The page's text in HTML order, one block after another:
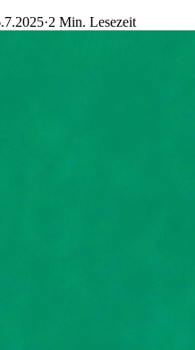
·2 Min. Lesezeit